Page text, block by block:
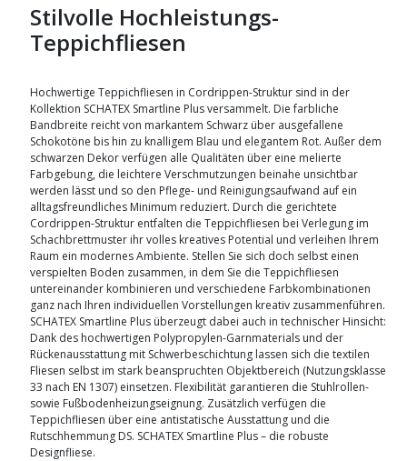
Stilvolle Hochleistungs-
Teppichfliesen
Hochwertige Teppichfliesen in Cordrippen-Struktur sind in der
Kollektion SCHATEX Smartline Plus versammelt. Die farbliche
Bandbreite reicht von markantem Schwarz über ausgefallene
Schokotöne bis hin zu knalligem Blau und elegantem Rot. Außer dem
schwarzen Dekor verfügen alle Qualitäten über eine melierte
Farbgebung, die leichtere Verschmutzungen beinahe unsichtbar
werden lässt und so den Pflege- und Reinigungsaufwand auf ein
alltagsfreundliches Minimum reduziert. Durch die gerichtete
Cordrippen-Struktur entfalten die Teppichfliesen bei Verlegung im
Schachbrettmuster ihr volles kreatives Potential und verleihen Ihrem
Raum ein modernes Ambiente. Stellen Sie sich doch selbst einen
verspielten Boden zusammen, in dem Sie die Teppichfliesen
untereinander kombinieren und verschiedene Farbkombinationen
ganz nach Ihren individuellen Vorstellungen kreativ zusammenführen.
SCHATEX Smartline Plus überzeugt dabei auch in technischer Hinsicht:
Dank des hochwertigen Polypropylen-Garnmaterials und der
Rückenausstattung mit Schwerbeschichtung lassen sich die textilen
Fliesen selbst im stark beanspruchten Objektbereich (Nutzungsklasse
33 nach EN 1307) einsetzen. Flexibilität garantieren die Stuhlrollen-
sowie Fußbodenheizungseignung. Zusätzlich verfügen die
Teppichfliesen über eine antistatische Ausstattung und die
Rutschhemmung DS. SCHATEX Smartline Plus – die robuste
Designfliese.